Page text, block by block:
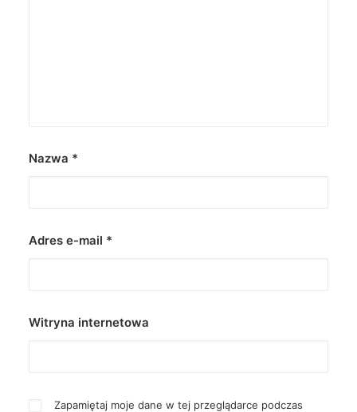
Nazwa *
Adres e-mail *
Witryna internetowa
Zapamiętaj moje dane w tej przeglądarce podczas